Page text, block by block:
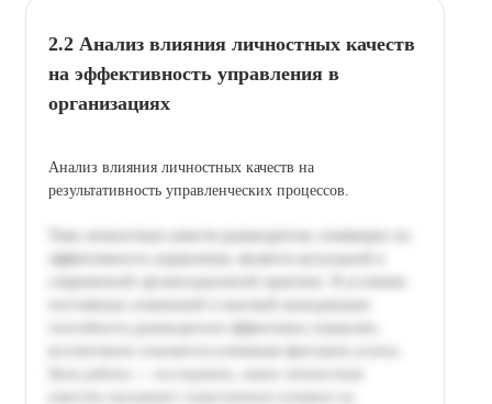
2.2 Анализ влияния личностных качеств
на эффективность управления в
организациях
Анализ влияния личностных качеств на
результативность управленческих процессов.